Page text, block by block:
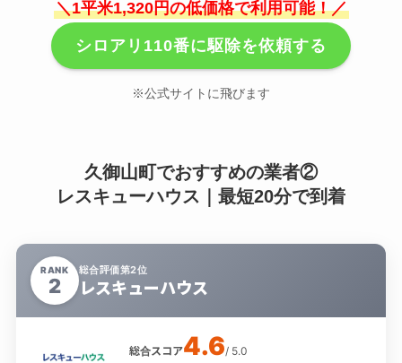
＼1平米1,320円の低価格で利用可能！／
シロアリ110番に駆除を依頼する
※公式サイトに飛びます
久御山町でおすすめの業者②
レスキューハウス｜最短20分で到着
RANK
2
総合評価第2位
レスキューハウス
総合スコア4.6/ 5.0